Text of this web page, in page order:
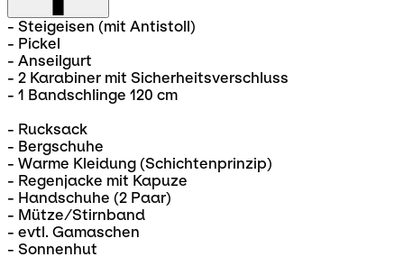
- Steigeisen (mit Antistoll)
- Pickel
- Anseilgurt
- 2 Karabiner mit Sicherheitsverschluss
- 1 Bandschlinge 120 cm
- Rucksack
- Bergschuhe
- Warme Kleidung (Schichtenprinzip)
- Regenjacke mit Kapuze
- Handschuhe (2 Paar)
- Mütze/Stirnband
- evtl. Gamaschen
- Sonnenhut